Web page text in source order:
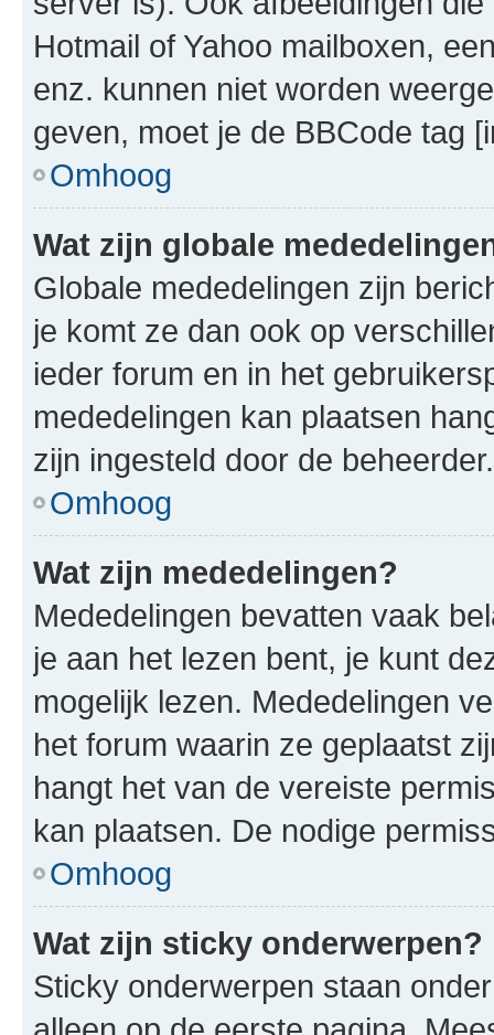
Hotmail of Yahoo mailboxen,
enz. kunnen niet worden
geven, moet je de BBCode tag
Omhoog
Wat zijn globale
Globale mededelingen zijn
je komt ze dan ook op
ieder forum en in het
mededelingen kan plaatsen
zijn ingesteld door de beheerder.
Omhoog
Wat zijn mededelingen?
Mededelingen bevatten vaak
je aan het lezen bent, je kunt
mogelijk lezen. Mededelingen
het forum waarin ze geplaatst
hangt het van de vereiste
kan plaatsen. De nodige
Omhoog
Wat zijn sticky onderwerpen?
Sticky onderwerpen staan